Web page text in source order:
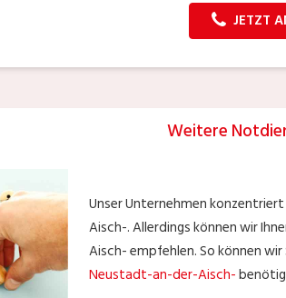
JETZT
Weitere
Unser Unternehmen
Aisch-. Allerdings können wir
Aisch- empfehlen. So können
Neustadt-an-der-Aisch-